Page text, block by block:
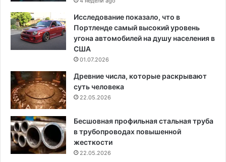
Исследование показало, что в
Портленде самый высокий уровень
угона автомобилей на душу населения в
США
01.07.2026
Древние числа, которые раскрывают
суть человека
22.05.2026
Бесшовная профильная стальная труба
в трубопроводах повышенной
жесткости
22.05.2026